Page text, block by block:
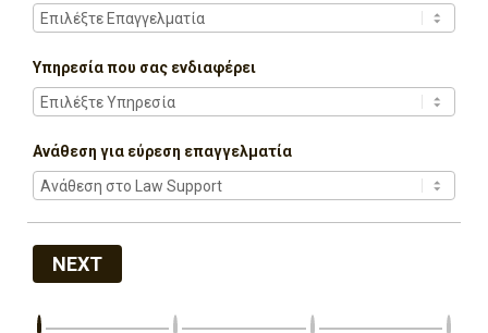
Υπηρεσία που σας ενδιαφέρει
Ανάθεση για εύρεση επαγγελματία
NEXT